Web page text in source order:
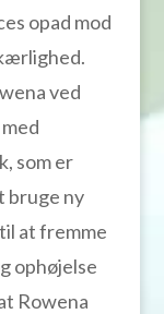
opad mod
ved
som er
bruge ny
at fremme
ophøjelse
Rowena